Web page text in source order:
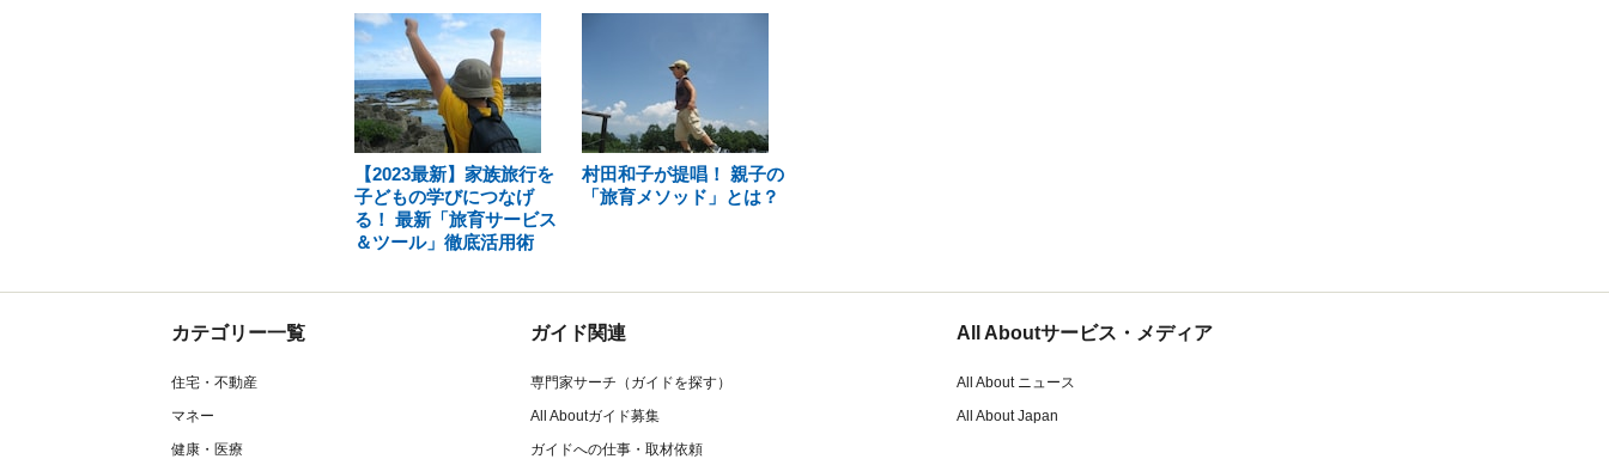
【2023最新】家族旅行を
子どもの学びにつなげ
る！ 最新「旅育サービス
＆ツール」徹底活用術
村田和子が提唱！ 親子の
「旅育メソッド」とは？
カテゴリー一覧
住宅・不動産
マネー
健康・医療
ガイド関連
専門家サーチ（ガイドを探す）
All Aboutガイド募集
ガイドへの仕事・取材依頼
All Aboutサービス・メディア
All About ニュース
All About Japan